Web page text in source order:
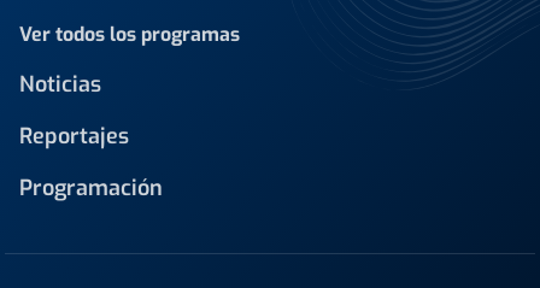
Ver todos los programas
Noticias
Reportajes
Programación